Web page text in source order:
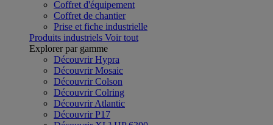
Coffret d'équipement
Coffret de chantier
Prise et fiche industrielle
Produits industriels Voir tout
Explorer par gamme
Découvrir Hypra
Découvrir Mosaic
Découvrir Colson
Découvrir Colring
Découvrir Atlantic
Découvrir P17